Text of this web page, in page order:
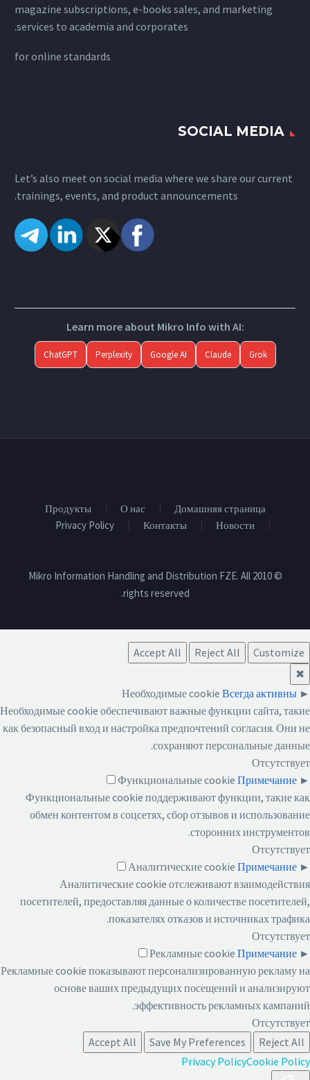
magazine subscriptions, e-books sales, and marketing
services to academia and corporates.
foronline standards
SOCIAL MEDIA
Let’s also meet on social media where we share our current
trainings, events, and product announcements.
Learn more about Mikro Info with AI:
ChatGPT Perplexity Google AI Claude Grok
Домашняя страница
О нас
Продукты
Новости
Контакты
Privacy Policy
© 2010 Mikro Information Handling and Distribution FZE. All
rights reserved.
Customize
Reject All
Accept All
✖
►
Необходимые cookie Всегда активны
Необходимые cookie обеспечивают важные функции сайта, такие
как безопасный вход и настройка предпочтений согласия. Они не
сохраняют персональные данные.
Отсутствует
►
Функциональные cookie Примечание
Функциональные cookie поддерживают функции, такие как
обмен контентом в соцсетях, сбор отзывов и использование
сторонних инструментов.
Отсутствует
►
Аналитические cookie Примечание
Аналитические cookie отслеживают взаимодействия
посетителей, предоставляя данные о количестве посетителей,
показателях отказов и источниках трафика.
Отсутствует
►
Рекламные cookie Примечание
Рекламные cookie показывают персонализированную рекламу на
основе ваших предыдущих посещений и анализируют
эффективность рекламных кампаний.
Отсутствует
Reject All
Save My Preferences
Accept All
Privacy PolicyCookie Policy